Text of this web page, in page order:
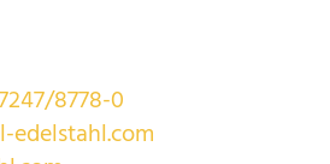
8778-0
edelstahl.com